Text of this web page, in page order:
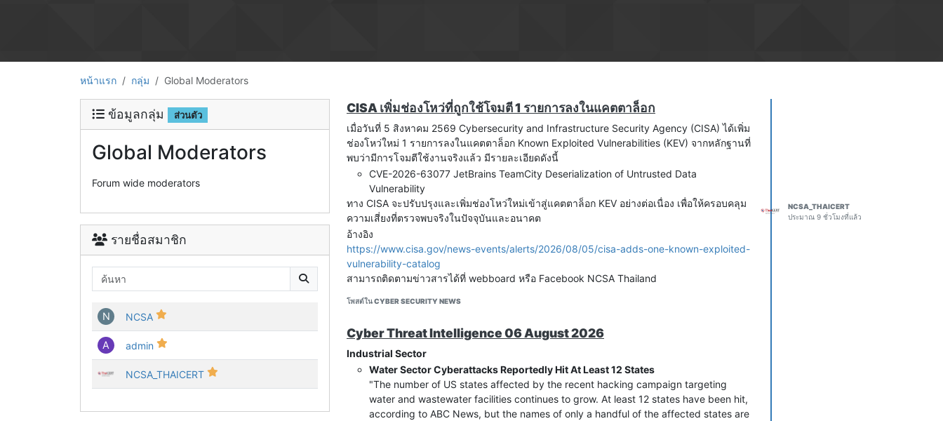
หน้าแรก กลุ่ม Global Moderators
ข้อมูลกลุ่ม ส่วนตัว
Global Moderators
Forum wide moderators
รายชื่อสมาชิก
N NCSA
A admin
NCSA_THAICERT
CISA เพิ่มช่องโหว่ที่ถูกใช้โจมตี 1 รายการลงในแคตตาล็อก
เมื่อวันที่ 5 สิงหาคม 2569 Cybersecurity and Infrastructure Security Agency (CISA) ได้เพิ่ม
ช่องโหว่ใหม่ 1 รายการลงในแคตตาล็อก Known Exploited Vulnerabilities (KEV) จากหลักฐานที่
พบว่ามีการโจมตีใช้งานจริงแล้ว มีรายละเอียดดังนี้
CVE-2026-63077 JetBrains TeamCity Deserialization of Untrusted Data
Vulnerability
ทาง CISA จะปรับปรุงและเพิ่มช่องโหว่ใหม่เข้าสู่แคตตาล็อก KEV อย่างต่อเนื่อง เพื่อให้ครอบคลุม
ความเสี่ยงที่ตรวจพบจริงในปัจจุบันและอนาคต
อ้างอิง
https://www.cisa.gov/news-events/alerts/2026/08/05/cisa-adds-one-known-exploited-
vulnerability-catalog
สามารถติดตามข่าวสารได้ที่ webboard หรือ Facebook NCSA Thailand
โพสต์ใน CYBER SECURITY NEWS
NCSA_THAICERT
ประมาณ 9 ชั่วโมงที่แล้ว
Cyber Threat Intelligence 06 August 2026
Industrial Sector
Water Sector Cyberattacks Reportedly Hit At Least 12 States
"The number of US states affected by the recent hacking campaign targeting
water and wastewater facilities continues to grow. At least 12 states have been hit,
according to ABC News, but the names of only a handful of the affected states are